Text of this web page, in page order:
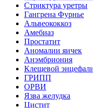
Стриктура уретры
Гангрена Фурнье
Альвеококкоз
Амебиаз
Простатит
Аномалии яичек
Анэмбриония
Клещевой
ГРИПП
ОРВИ
Язва желудка
Цистит